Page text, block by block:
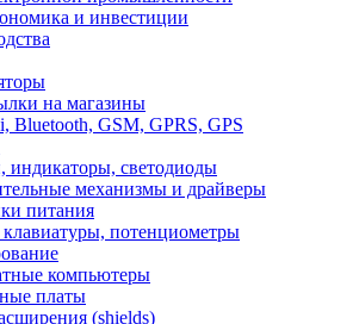
и инвестиции
на магазины
Bluetooth, GSM, GPRS, GPS
индикаторы, светодиоды
механизмы и драйверы
питания
потенциометры
компьютеры
платы
(shields)